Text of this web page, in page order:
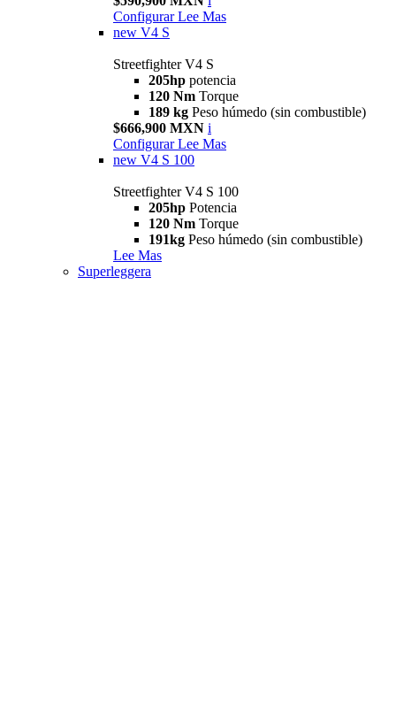
Configurar Lee Mas
new V4 S
Streetfighter V4 S
205hp potencia
120 Nm Torque
189 kg Peso húmedo (sin combustible)
$666,900 MXN i
Configurar Lee Mas
new V4 S 100
Streetfighter V4 S 100
205hp Potencia
120 Nm Torque
191kg Peso húmedo (sin combustible)
Lee Mas
Superleggera